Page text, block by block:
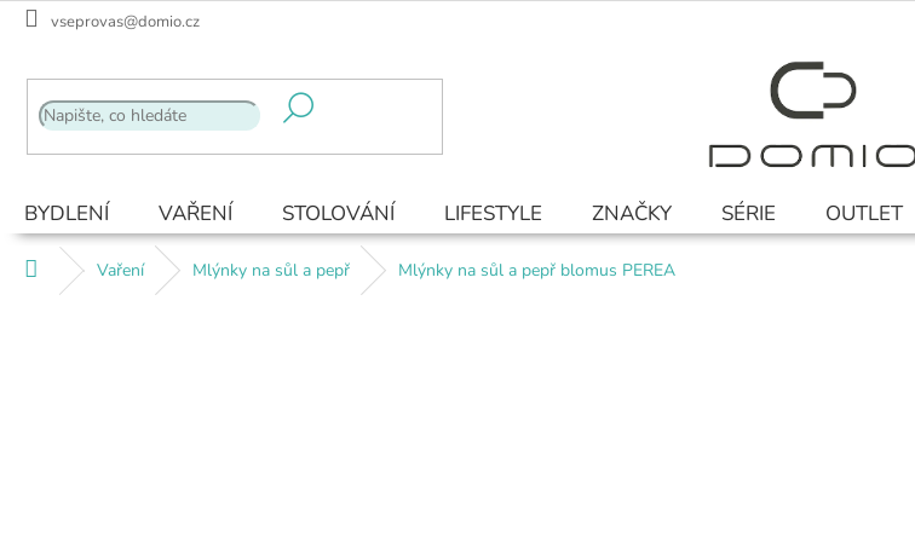
Přejít
vseprovas@domio.cz
BYDLENÍ VAŘENÍ STOLOVÁNÍ LIFESTYLE ZNAČKY SÉRIE OUTLET
Domů Vaření Mlýnky na sůl a pepř Mlýnky na sůl a pepř blomus PEREA